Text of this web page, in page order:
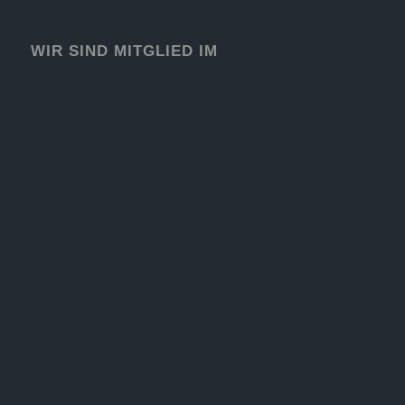
WIR SIND MITGLIED IM